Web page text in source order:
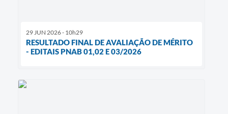
29 JUN 2026 - 10h29
RESULTADO FINAL DE AVALIAÇÃO DE MÉRITO
- EDITAIS PNAB 01,02 E 03/2026